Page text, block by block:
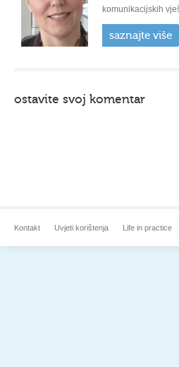
komunikacijskih
saznajte više
ostavite svoj komentar
Kontakt Uvjeti korištenja Life in practice